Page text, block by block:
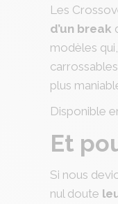
Les
d’un break
modèles
plus
Disponible
Et
Si nous
nul doute